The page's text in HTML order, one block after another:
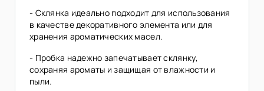
- Склянка идеально подходит для использования
в качестве декоративного элемента или для
хранения ароматических масел.
- Пробка надежно запечатывает склянку,
сохраняя ароматы и защищая от влажности и
пыли.